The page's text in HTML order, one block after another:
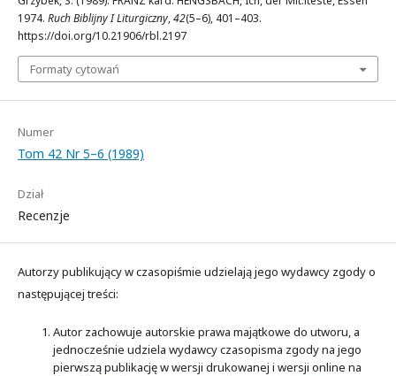
1974. Ruch Biblijny I Liturgiczny,42(5–6), 401–403.
https://doi.org/10.21906/rbl.2197
Formaty cytowań
Numer
Tom 42 Nr 5–6 (1989)
Dział
Recenzje
Autorzy publikujący w czasopiśmie udzielają jego wydawcy zgody o
następującej treści:
Autor zachowuje autorskie prawa majątkowe do utworu, a
jednocześnie udziela wydawcy czasopisma zgody na jego
pierwszą publikację w wersji drukowanej i wersji online na